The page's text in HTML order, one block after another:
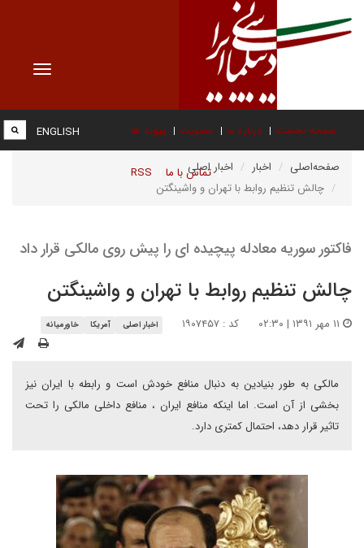
Toggle
صفحه نخست درباره ما عضویت پیوند ها
تماس با ما RSS
ENGLISH
صفحه‌اصلی اخبار
اخبار اصلی
چالش تنظیم روابط با تهران و واشینگتن
فاکتور سوریه معادله پیچیده ای را پیش روی مالکی قرار داد
چالش تنظیم روابط با تهران و واشینگتن
کد : ۱۹۰۷۴۵۷ اخبار اصلی آمریکا خاورمیانه
مالکی به طور بنیادین به دنبال منافع خودش است و رابطه با ایران نیز
بخشی از آن است. اما اینکه منافع ایران ، منافع داخلی مالکی را تحت
تاثیر قرار دهد، احتمال کمتری دارد.